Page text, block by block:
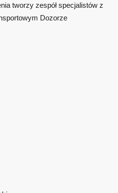
tworzy zespół specjalistów z
Dozorze